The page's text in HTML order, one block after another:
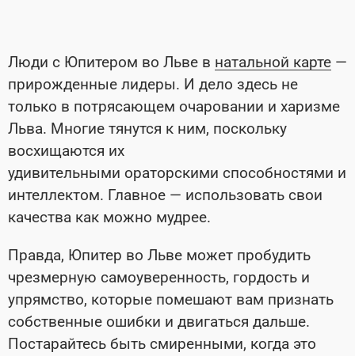
Люди с Юпитером во Льве в натальной карте —
прирожденные лидеры. И дело здесь не
только в потрясающем очаровании и харизме
Льва. Многие тянутся к ним, поскольку
восхищаются их
удивительными ораторскими способностями и
интеллектом. Главное — использовать свои
качества как можно мудрее.
Правда, Юпитер во Льве может пробудить
чрезмерную самоуверенность, гордость и
упрямство, которые помешают вам признать
собственные ошибки и двигаться дальше.
Постарайтесь быть смиренными, когда это